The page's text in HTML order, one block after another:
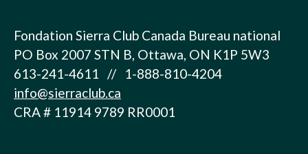
Fondation Sierra Club Canada Bureau national
PO Box 2007 STN B, Ottawa, ON K1P 5W3
613-241-4611 // 1-888-810-4204
info@sierraclub.ca
CRA # 11914 9789 RR0001